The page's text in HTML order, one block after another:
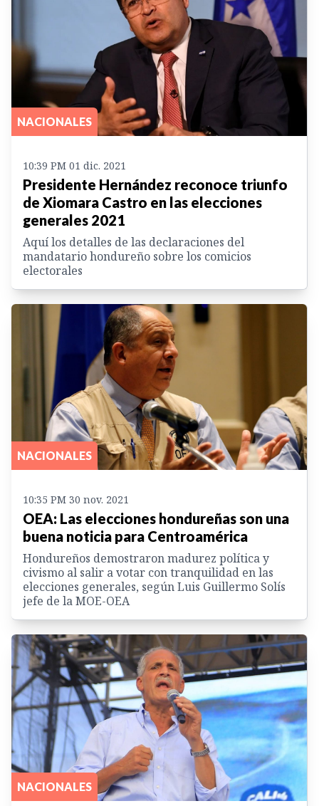
NACIONALES
10:39 PM 01 dic. 2021
Presidente Hernández reconoce triunfo
de Xiomara Castro en las elecciones
generales 2021
Aquí los detalles de las declaraciones del
mandatario hondureño sobre los comicios
electorales
NACIONALES
10:35 PM 30 nov. 2021
OEA: Las elecciones hondureñas son una
buena noticia para Centroamérica
Hondureños demostraron madurez política y
civismo al salir a votar con tranquilidad en las
elecciones generales, según Luis Guillermo Solís
jefe de la MOE-OEA
NACIONALES